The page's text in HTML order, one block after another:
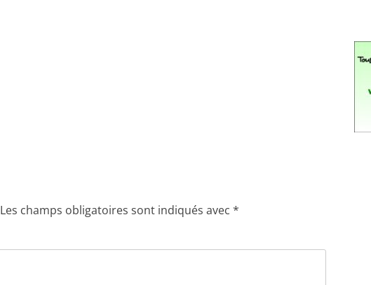
Les champs obligatoires sont indiqués avec *